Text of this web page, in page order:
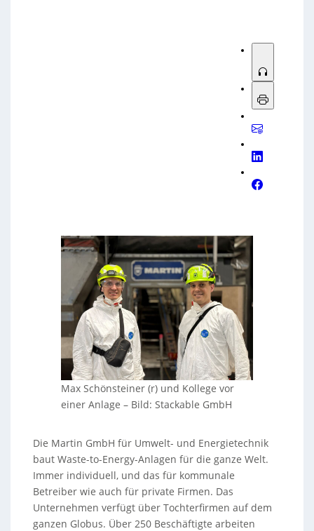
Max Schönsteiner (r) und Kollege vor
einer Anlage– Bild: Stackable GmbH
Die Martin GmbH für Umwelt- und Energietechnik
baut Waste-to-Energy-Anlagen für die ganze Welt.
Immer individuell, und das für kommunale
Betreiber wie auch für private Firmen. Das
Unternehmen verfügt über Tochterfirmen auf dem
ganzen Globus. Über 250 Beschäftigte arbeiten